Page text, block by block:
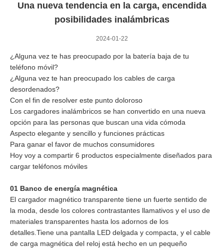
Una nueva tendencia en la carga, encendida
posibilidades inalámbricas
2024-01-22
¿Alguna vez te has preocupado por la batería baja de tu
teléfono móvil?
¿Alguna vez te han preocupado los cables de carga
desordenados?
Con el fin de resolver este punto doloroso
Los cargadores inalámbricos se han convertido en una nueva
opción para las personas que buscan una vida cómoda
Aspecto elegante y sencillo y funciones prácticas
Para ganar el favor de muchos consumidores
Hoy voy a compartir 6 productos especialmente diseñados para
cargar teléfonos móviles
01 Banco de energía magnética
El cargador magnético transparente tiene un fuerte sentido de
la moda, desde los colores contrastantes llamativos y el uso de
materiales transparentes hasta los adornos de los
detalles.Tiene una pantalla LED delgada y compacta, y el cable
de carga magnética del reloj está hecho en un pequeño